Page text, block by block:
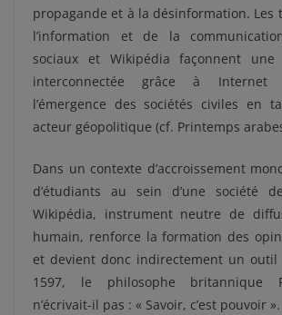
propagande et à la désinformation. Les
l’information et de la
sociaux et Wikipédia façonnent une
interconnectée grâce à Internet
l’émergence des sociétés civiles en
acteur géopolitique (cf. Printemps
Dans un contexte d’accroissement
d’étudiants au sein d’une société
Wikipédia, instrument neutre de
humain, renforce la formation des
et devient donc indirectement un outil
1597, le philosophe britannique
n’écrivait-il pas : « Savoir, c’est pouvoir ».